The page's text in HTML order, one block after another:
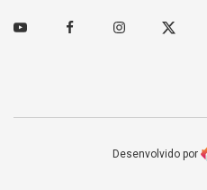
Youtube FacebookInstagramTwitter
Desenvolvido por